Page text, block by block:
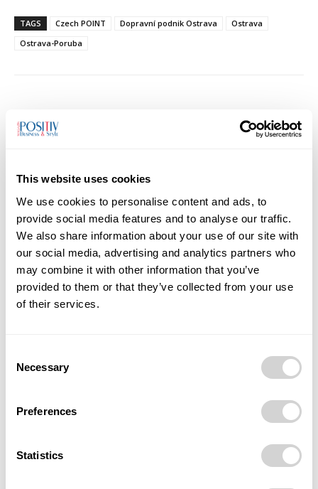
This website uses cookies
We use cookies to personalise content and ads, to
provide social media features and to analyse our traffic.
We also share information about your use of our site with
our social media, advertising and analytics partners who
may combine it with other information that you’ve
provided to them or that they’ve collected from your use
of their services.
Selection
Necessary
Preferences
Statistics
TAGS Czech POINT Dopravní podnik Ostrava
Ostrava
Ostrava-Poruba
Předchozí článek
autonomní AGV vozík v
reálném provozu výroby
managementu v Česku
rozhovorům, příběhům osobností a tématům, která propojují
byznys, společnost a lidský rozměr podnikání.
RELATED ARTICLES